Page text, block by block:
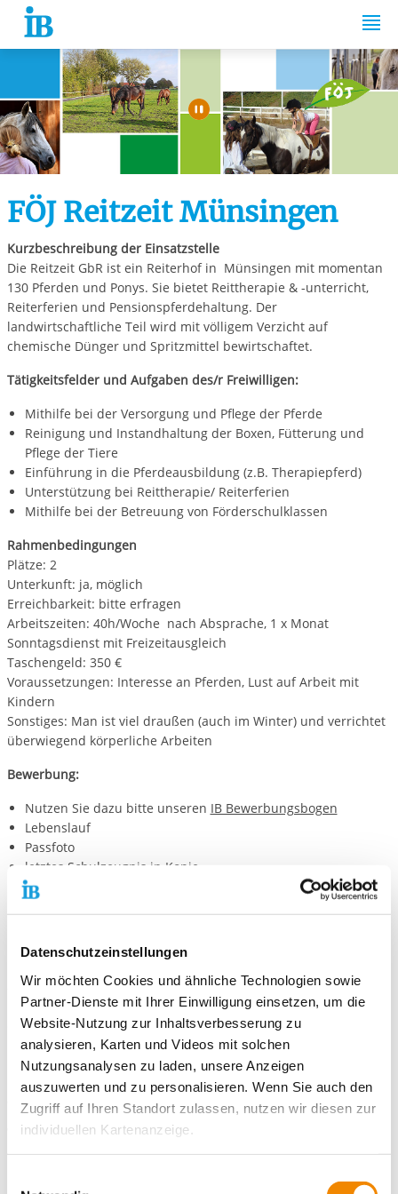
Datenschutzeinstellungen
Wir möchten Cookies und ähnliche Technologien sowie
Partner-Dienste mit Ihrer Einwilligung einsetzen, um die
Website-Nutzung zur Inhaltsverbesserung zu
analysieren, Karten und Videos mit solchen
Nutzungsanalysen zu laden, unsere Anzeigen
auszuwerten und zu personalisieren. Wenn Sie auch den
Zugriff auf Ihren Standort zulassen, nutzen wir diesen zur
individuellen Kartenanzeige.
Springe zum Inhalt
Automatische
FÖJ Reitzeit Münsingen
Kurzbeschreibung der Einsatzstelle
Die Reitzeit GbR ist ein Reiterhof in Münsingen mit momentan
130 Pferden und Ponys. Sie bietet Reittherapie & -unterricht,
Reiterferien und Pensionspferdehaltung. Der
landwirtschaftliche Teil wird mit völligem Verzicht auf
chemische Dünger und Spritzmittel bewirtschaftet.
Tätigkeitsfelder und Aufgaben des/r Freiwilligen:
Mithilfe bei der Versorgung und Pflege der Pferde
Reinigung und Instandhaltung der Boxen, Fütterung und
Pflege der Tiere
Einführung in die Pferdeausbildung (z.B. Therapiepferd)
Unterstützung bei Reittherapie/ Reiterferien
Mithilfe bei der Betreuung von Förderschulklassen
Rahmenbedingungen
Plätze: 2
Unterkunft: ja, möglich
Erreichbarkeit: bitte erfragen
Arbeitszeiten: 40h/Woche nach Absprache, 1 x Monat
Sonntagsdienst mit Freizeitausgleich
Taschengeld: 350 €
Voraussetzungen: Interesse an Pferden, Lust auf Arbeit mit
Kindern
Sonstiges: Man ist viel draußen (auch im Winter) und verrichtet
überwiegend körperliche Arbeiten
Bewerbung:
Nutzen Sie dazu bitte unseren IB Bewerbungsbogen
Lebenslauf
Passfoto
letztes Schulzeugnis in Kopie
Bei Interesse senden Sie Ihre Bewerbung an:
Freiwilligendienste Reutlingen
Mittnachtstraße 13
72760 Reutlingen
Oder per E-Mail an:
Bei Fragen zu dieser FÖJ-Stelle wenden Sie sich bitte an Ines
Brandmayer unter der Nummer 0712143308211 oder per E-Mail
an
Wir freuen uns auf Ihre Bewerbung!